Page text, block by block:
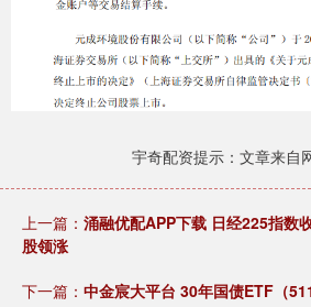
宇奇配资提示：文章来自
上一篇： 涌融优配APP下载 日经225指数
股领涨
下一篇： 中金宸大平台 30年国债ETF（